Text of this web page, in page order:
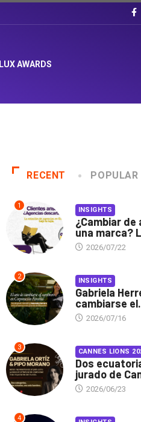
LUX AWARDS
RECENT POPULAR
1 INSIGHTS
¿Cambiar de
una marca?
2026/07/22
2 INSIGHTS
Gabriela
cambiarse
2026/07/16
3 CANNES LIONS
Dos
jurado de
2026/06/23
4